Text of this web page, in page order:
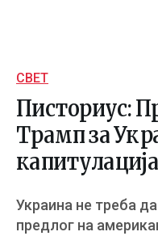
СВЕТ
Писториус:
Трамп за
капитулација
Украина не треба
предлог на